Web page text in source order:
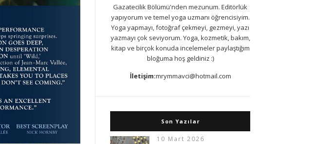
Gazatecilik Bölümü'nden mezunum. Editörlük
yapıyorum ve temel yoga uzmanı öğrencisiyim.
Yoga yapmayı, fotoğraf çekmeyi, gezmeyi, yazı
yazmayı çok seviyorum. Yoga, kozmetik, bakım,
kitap ve birçok konuda incelemeler paylaştığım
bloğuma hoş geldiniz :)
İletişim:mrymmavci@hotmail.com
Son Yazılar
10 Mart 2026